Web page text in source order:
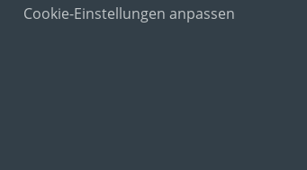
Cookie-Einstellungen anpassen